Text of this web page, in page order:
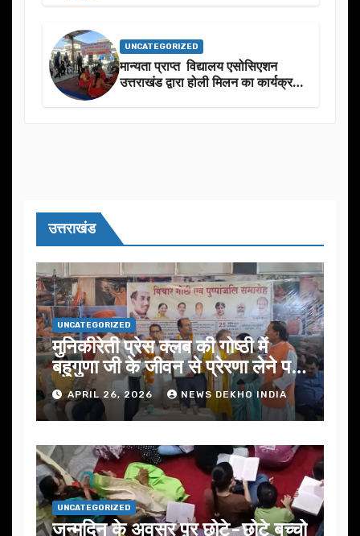
UNCATEGORIZED
मान्यता प्राप्त विद्यालय एसोसिएशन
उत्तराखंड द्वारा होली मिलन का कार्यक्रम
उत्तराखंड
UNCATEGORIZED
मुनिकीरेती प्रेस क्लब की गोष्ठी में
बहुगुणा जी के जीवन से प्रेरणा लेने पर
जोरAPRIL 26, 2026 NEWS DEKHO INDIA
UNCATEGORIZED
जन्मदिन के अवसर प़र छोटे-छोटे बच्चो